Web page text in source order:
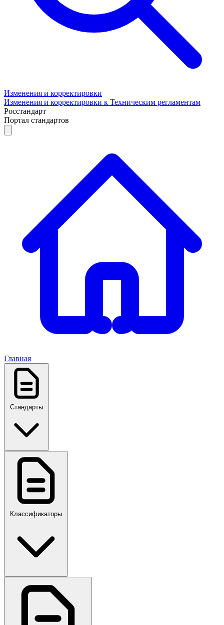
Изменения и корректировки
Изменения и корректировки к Техническим регламентам
Росстандарт
Портал стандартов
Главная
Стандарты
ГОСТ, ГОСТ Р, ПНСТ
ПР,Р,ПМГ,РМГ
Классификаторы